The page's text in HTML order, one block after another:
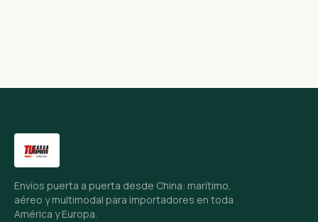
Envíos puerta a puerta desde China: marítimo,
aéreo y multimodal para importadores en toda
América y Europa.